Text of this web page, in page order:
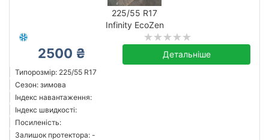
225/55 R17
Infinity EcoZen
2500 ₴ Детальніше
Типорозмір: 225/55 R17
Сезон: зимова
Індекс навантаження:
Індекс швидкості:
Посиленість:
Залишок протектора: -